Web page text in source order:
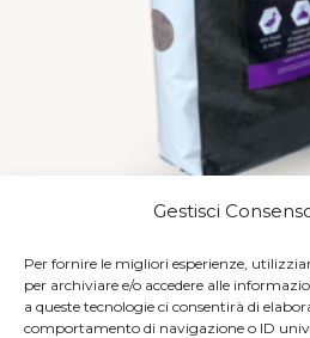
Gestisci
Per fornire le migliori esperienze,
per archiviare e/o accedere alle
a queste tecnologie ci consentirà di
comportamento di navigazione o ID
Anatra
28,00€–
SCEGLI